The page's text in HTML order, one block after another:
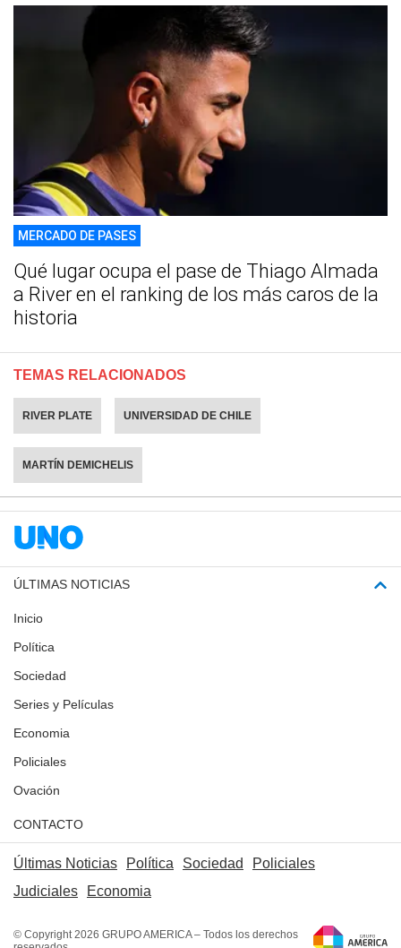
MERCADO DE PASES
Qué lugar ocupa el pase de Thiago Almada
a River en el ranking de los más caros de la
historia
TEMAS RELACIONADOS
RIVER PLATE UNIVERSIDAD DE CHILE
MARTÍN DEMICHELIS
ÚLTIMAS NOTICIAS
Inicio
Política
Sociedad
Series y Películas
Economia
Policiales
Ovación
CONTACTO
Últimas Noticias Política Sociedad
Policiales
Judiciales
Economia
© Copyright 2026 GRUPO AMERICA – Todos los derechos